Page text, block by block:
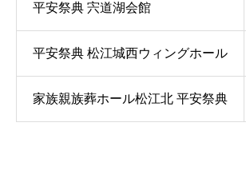
平安祭典 宍道湖会館
平安祭典 松江城西ウィングホール
家族親族葬ホール松江北 平安祭典